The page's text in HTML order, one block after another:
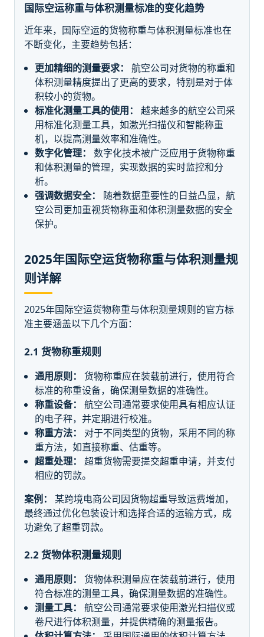
国际空运称重与体积测量标准的变化趋势
近年来，国际空运的货物称重与体积测量标准也在
不断变化，主要趋势包括：
更加精细的测量要求：
航空公司对货物的称重和
体积测量精度提出了更高的要求，特别是对于体
积较小的货物。
标准化测量工具的使用：
越来越多的航空公司采
用标准化测量工具，如激光扫描仪和智能称重
机，以提高测量效率和准确性。
数字化管理：
数字化技术被广泛应用于货物称重
和体积测量的管理，实现数据的实时监控和分
析。
强调数据安全：
随着数据重要性的日益凸显，航
空公司更加重视货物称重和体积测量数据的安全
保护。
2025年国际空运货物称重与体积测量规
则详解
2025年国际空运货物称重与体积测量规则的官方标
准主要涵盖以下几个方面：
2.1 货物称重规则
通用原则：
货物称重应在装载前进行，使用符合
标准的称重设备，确保测量数据的准确性。
称重设备：
航空公司通常要求使用具有相应认证
的电子秤，并定期进行校准。
称重方法：
对于不同类型的货物，采用不同的称
重方法，如直接称重、估重等。
超重处理：
超重货物需要提交超重申请，并支付
相应的罚款。
案例：
某跨境电商公司因货物超重导致运费增加，
最终通过优化包装设计和选择合适的运输方式，成
功避免了超重罚款。
2.2 货物体积测量规则
通用原则：
货物体积测量应在装载前进行，使用
符合标准的测量工具，确保测量数据的准确性。
测量工具：
航空公司通常要求使用激光扫描仪或
卷尺进行体积测量，并提供精确的测量报告。